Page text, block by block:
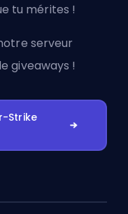
tu mérites !
serveur
giveaways !
Strike